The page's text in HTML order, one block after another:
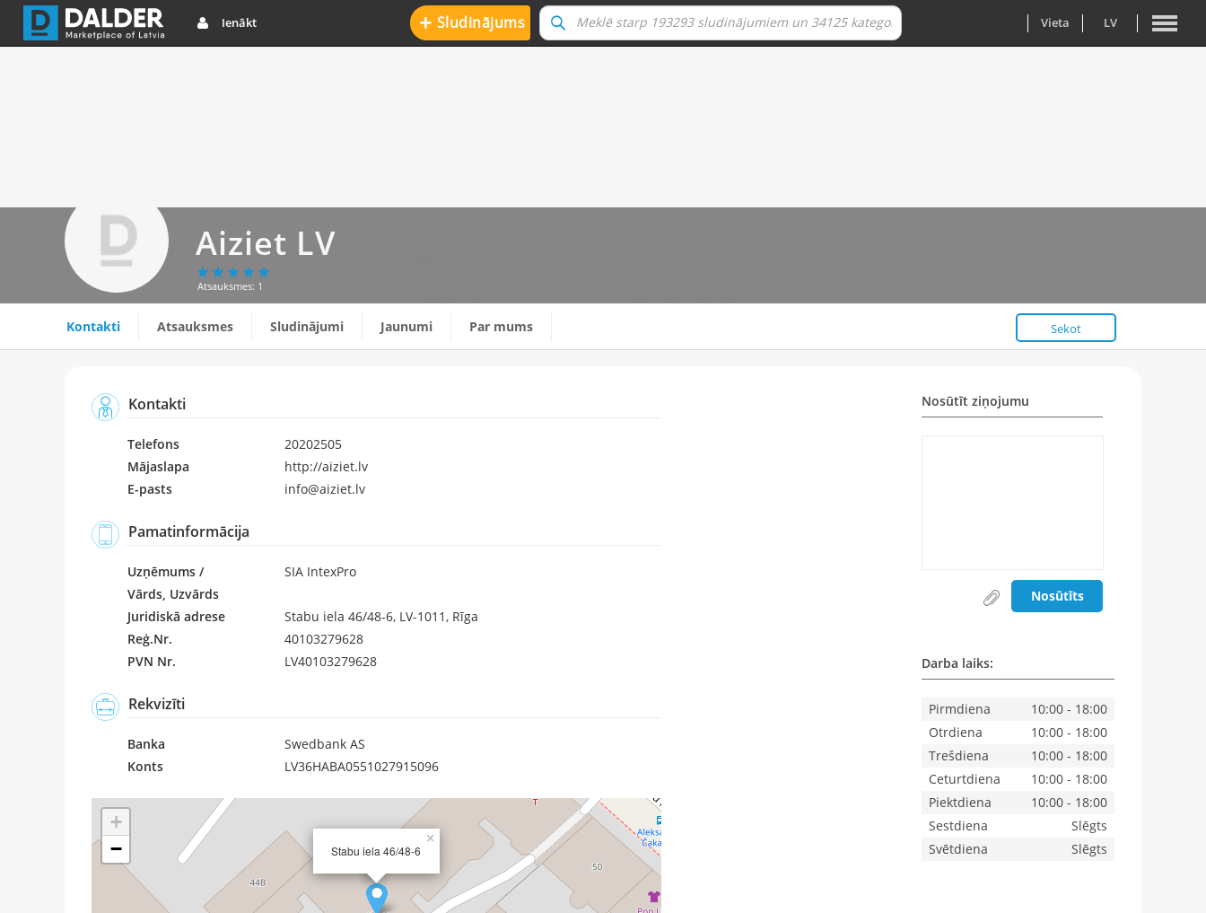
Ienākt + Sludinājums Vieta LV
Aiziet LV
Atsauksmes: 1
Kontakti Atsauksmes Sludinājumi Jaunumi Par mums Sekot
Kontakti
Telefons
20202505
Mājaslapa
http://aiziet.lv
E-pasts
info@aiziet.lv
Pamatinformācija
Uzņēmums /
Vārds, Uzvārds
SIA IntexPro
Juridiskā adrese
Stabu iela 46/48-6, LV-1011, Rīga
Reģ.Nr.
40103279628
PVN Nr.
LV40103279628
Rekvizīti
Banka
Swedbank AS
Konts
LV36HABA0551027915096
Stabu iela 46/48-6
×
+
−
Nosūtīt ziņojumu
Nosūtīts
Darba laiks:
Pirmdiena
10:00 - 18:00
Otrdiena
10:00 - 18:00
Trešdiena
10:00 - 18:00
Ceturtdiena
10:00 - 18:00
Piektdiena
10:00 - 18:00
Sestdiena
Slēgts
Svētdiena
Slēgts